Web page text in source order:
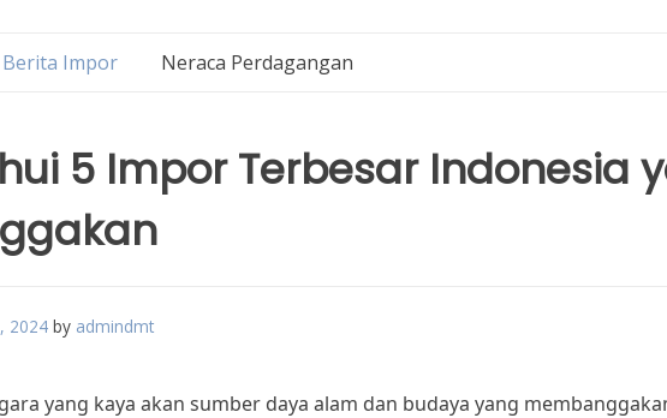
Berita Impor Neraca Perdagangan
5 Impor Terbesar Indonesia
2024 by admindmt
yang kaya akan sumber daya alam dan budaya yang